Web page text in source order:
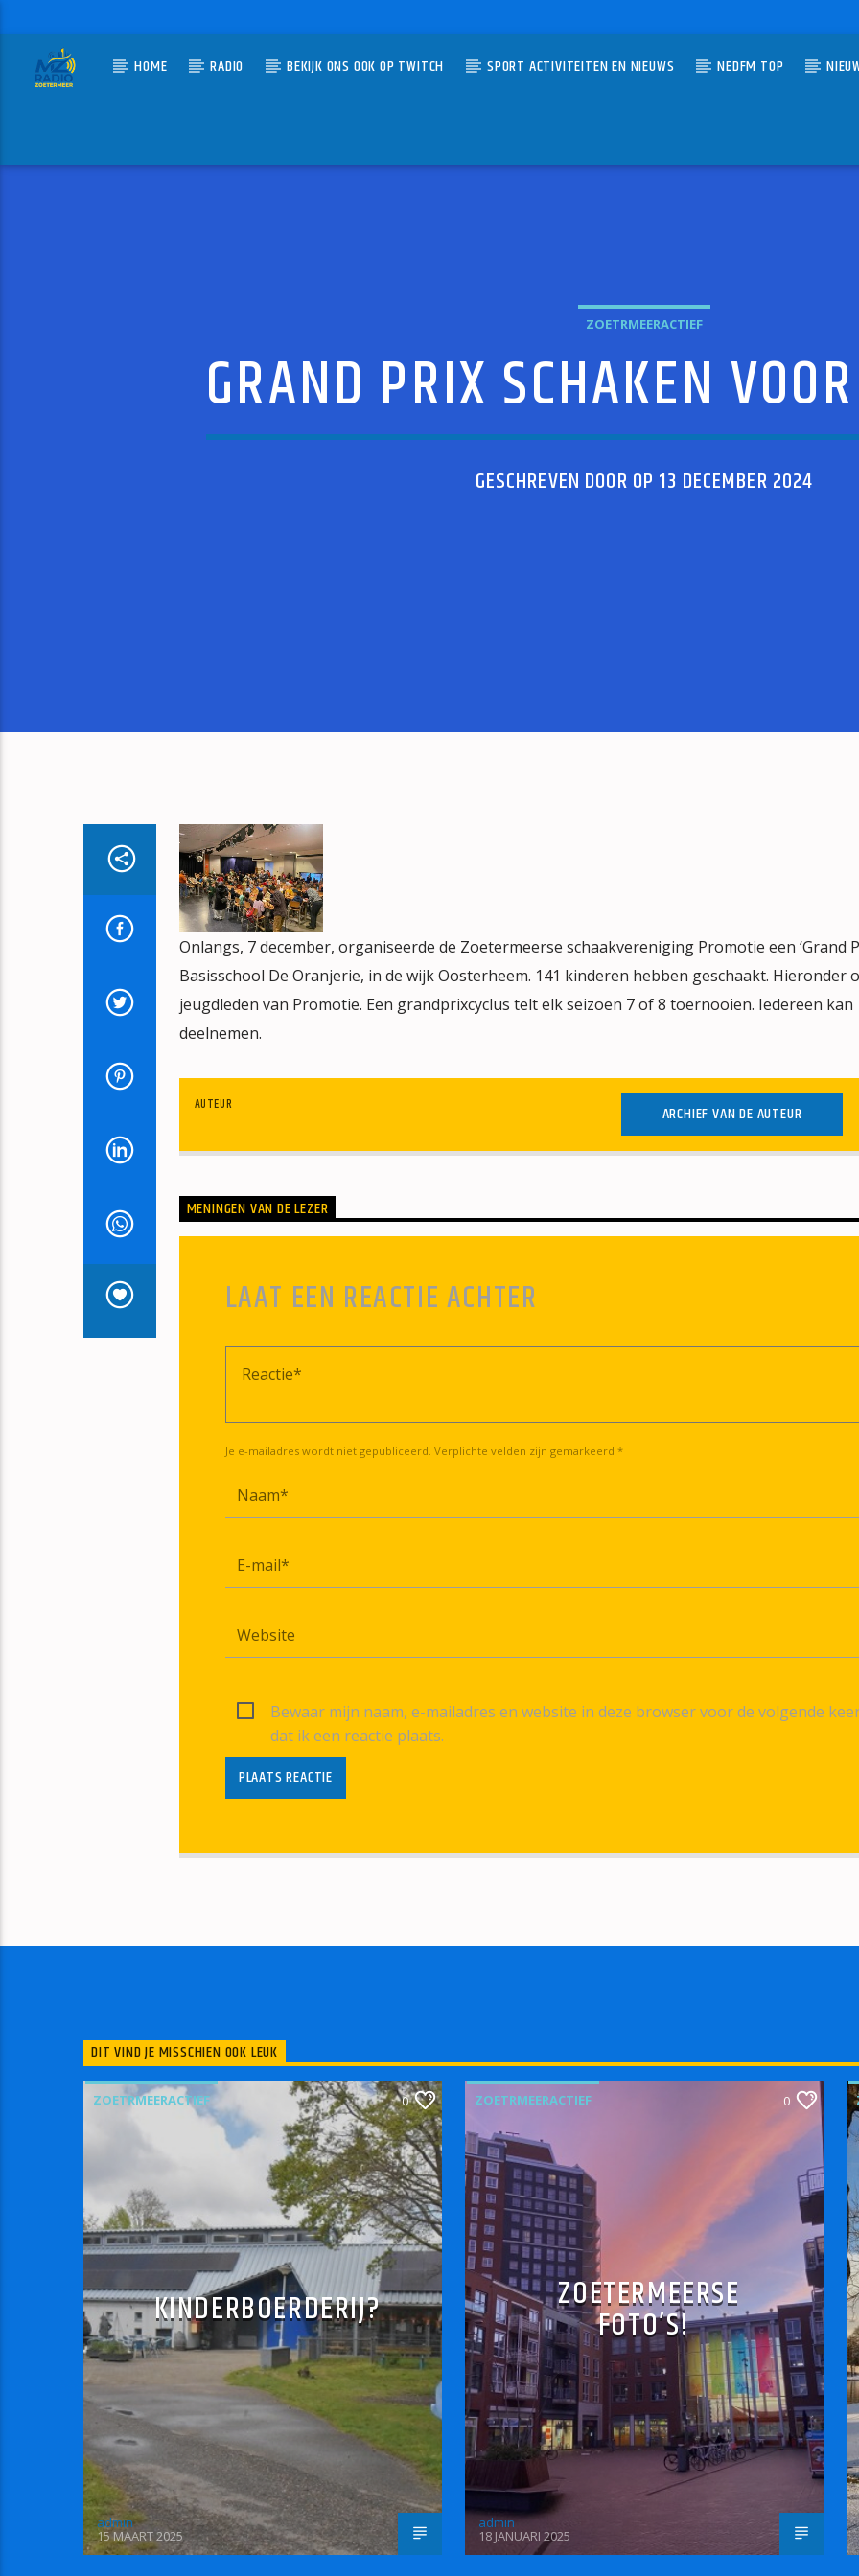
HOME RADIO BEKIJK ONS OOK OP TWITCH SPORT ACTIVITEITEN EN NIEUWS NEDFM TOP
ZOETRMEERACTIEF
GRAND PRIX SCHAKEN
GESCHREVEN DOOR OP 13 DECEMBER 2024
Onlangs, 7 december, organiseerde de Zoetermeerse schaakvereniging Promotie een ‘Grand
Basisschool De Oranjerie, in de wijk Oosterheem. 141 kinderen hebben geschaakt. Hieronder
jeugdleden van Promotie. Een grandprixcyclus telt elk seizoen 7 of 8 toernooien. Iedereen kan
deelnemen.
AUTEUR ARCHIEF VAN DE AUTEUR
MENINGEN VAN DE LEZER
LAAT EEN REACTIE ACHTER
Je e-mailadres wordt niet gepubliceerd. Verplichte velden zijn gemarkeerd *
Bewaar mijn naam, e-mailadres en website in deze browser voor de volgende
dat ik een reactie plaats.
DIT VIND JE MISSCHIEN OOK LEUK
ZOETRMEERACTIEF 0
KINDERBOERDERIJ?
admin
15 MAART 2025
ZOETRMEERACTIEF 0
ZOETERMEERSE
FOTO’S!
admin
18 JANUARI 2025